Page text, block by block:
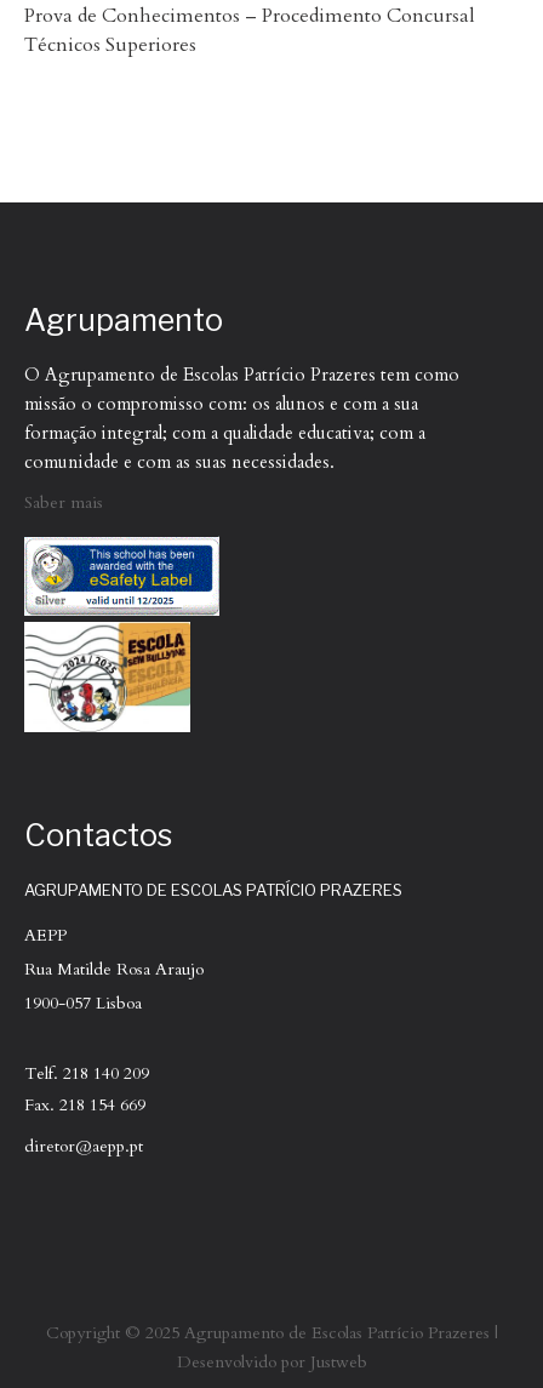
Prova de Conhecimentos – Procedimento Concursal
Técnicos Superiores
Agrupamento
O Agrupamento de Escolas Patrício Prazeres tem como
missão o compromisso com: os alunos e com a sua
formação integral; com a qualidade educativa; com a
comunidade e com as suas necessidades.
Saber mais
Contactos
AGRUPAMENTO DE ESCOLAS PATRÍCIO PRAZERES
AEPP
Rua Matilde Rosa Araujo
1900-057 Lisboa
Telf. 218 140 209
Fax. 218 154 669
diretor@aepp.pt
Copyright © 2025 Agrupamento de Escolas Patrício Prazeres |
Desenvolvido por Justweb